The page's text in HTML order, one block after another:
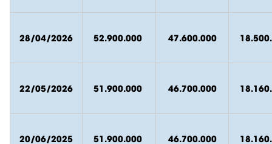
28/04/2026 52.900.000 47.600.000
22/05/2026 51.900.000 46.700.000
20/06/2025 51.900.000 46.700.000